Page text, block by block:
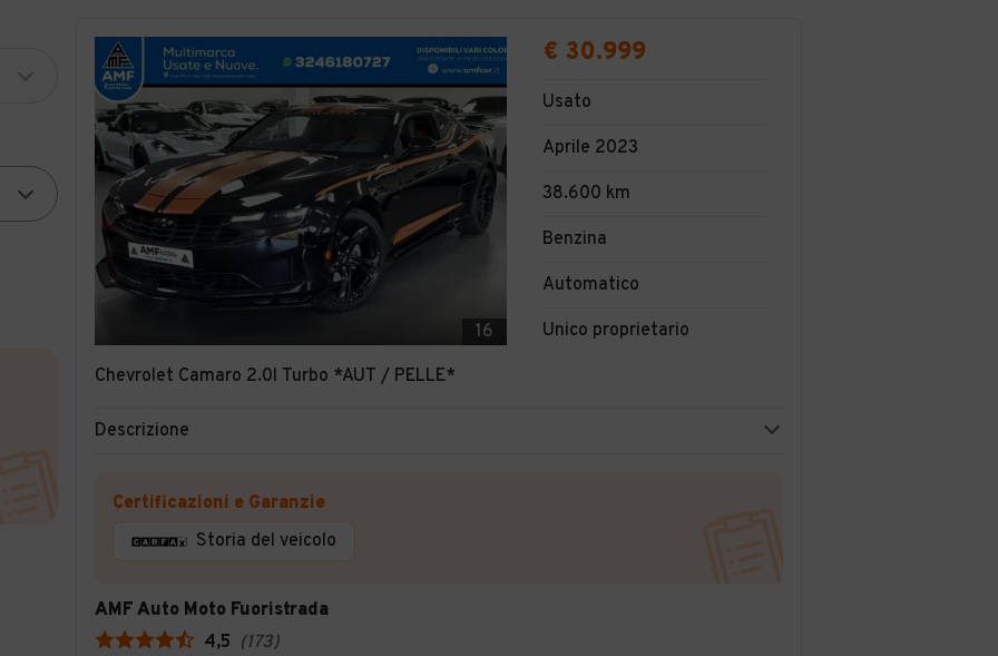
16
Chevrolet Camaro 2.0l Turbo *AUT / PELLE*
€ 30.999
Usato
Aprile 2023
38.600 km
Benzina
Automatico
Unico proprietario
Descrizione
Certificazioni e Garanzie
Storia del veicolo
AMF Auto Moto Fuoristrada
4,5 (173)